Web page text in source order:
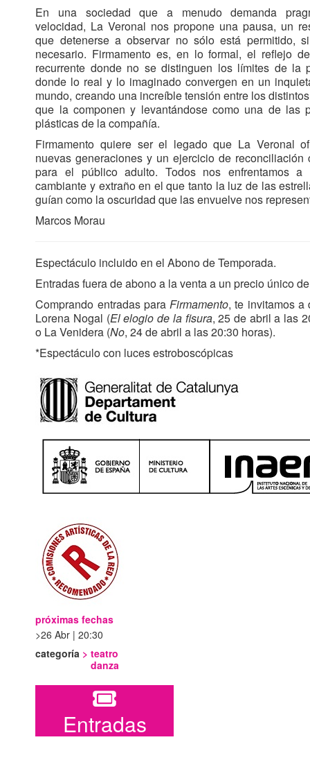
categoría >teatro
danza
Entradas
próximas fechas
26 Abr | 20:30
En una sociedad que a menudo demanda
velocidad, La Veronal nos propone una pausa, un
que detenerse a observar no sólo está permitido,
necesario. Firmamento es, en lo formal, el reflejo
recurrente donde no se distinguen los límites de la
donde lo real y lo imaginado convergen en un
mundo, creando una increíble tensión entre los
que la componen y levantándose como una de las
plásticas de la compañía.
Firmamento quiere ser el legado que La Veronal
nuevas generaciones y un ejercicio de reconciliación
para el público adulto. Todos nos enfrentamos a
cambiante y extraño en el que tanto la luz de las
guían como la oscuridad que las envuelve nos
Marcos Morau
Espectáculo incluido en el Abono de Temporada.
Entradas fuera de abono a la venta a un precio único
Comprando entradas paraFirmamento, te invitamos a
Lorena Nogal (El elogio de la fisura, 25 de abril a las
o La Venidera (No, 24 de abril a las 20:30 horas).
*Espectáculo con luces estroboscópicas